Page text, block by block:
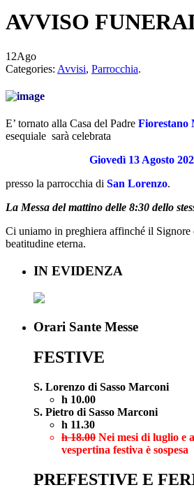
AVVISO
12Ago
Categories: Avvisi, Parrocchia.
E’ tornato alla Casa del Padre Fiorestano
esequiale sarà celebrata
Giovedì 13 Agosto
presso la parrocchia di San Lorenzo.
La Messa del mattino delle 8:30 dello
Ci uniamo in preghiera affinché il Signore
beatitudine eterna.
IN EVIDENZA
Orari Sante Messe
FESTIVE
S. Lorenzo di Sasso Marconi
h 10.00
S. Pietro di Sasso Marconi
h 11.30
h 18.00 Nei mesi di luglio e
vespertina festiva è sospesa
PREFESTIVE E